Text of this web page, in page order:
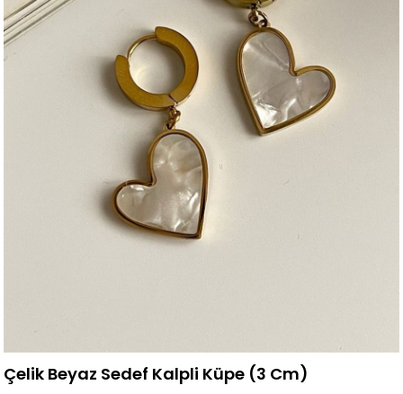
Çelik Beyaz Sedef Kalpli Küpe (3 Cm)